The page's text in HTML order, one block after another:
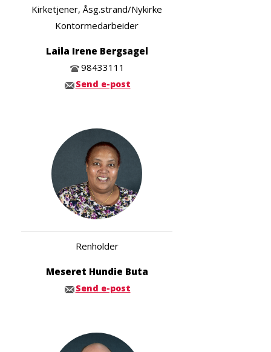
Kirketjener, Åsg.strand/Nykirke
Kontormedarbeider
Laila Irene Bergsagel
98433111
Send e-post
Renholder
Meseret Hundie Buta
Send e-post